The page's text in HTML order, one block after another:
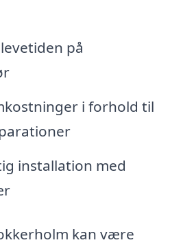
på
i forhold til
installation med
kan være